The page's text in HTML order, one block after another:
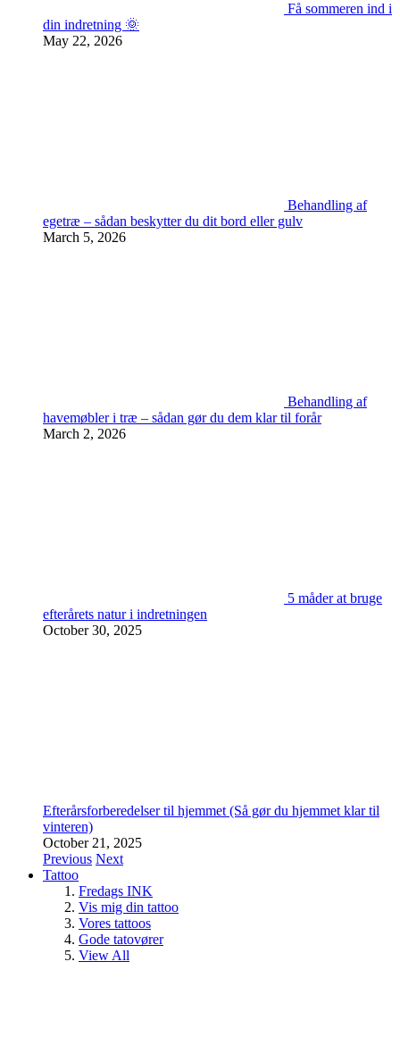
Få sommeren ind i
din indretning 🌞
May 22, 2026
Behandling af
egetræ – sådan beskytter du dit bord eller gulv
March 5, 2026
Behandling af
havemøbler i træ – sådan gør du dem klar til forår
March 2, 2026
5 måder at bruge
efterårets natur i indretningen
October 30, 2025
Efterårsforberedelser til hjemmet (Så gør du hjemmet klar til
vinteren)
October 21, 2025
Previous Next
Tattoo
Fredags INK
Vis mig din tattoo
Vores tattoos
Gode tatovører
View All